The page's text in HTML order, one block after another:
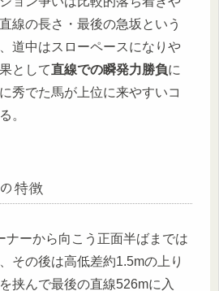
線の長さ・最後の急坂という
道中はスローペースになりや
として直線での瞬発力勝負に
秀でた馬が上位に来やすいコ
。
特徴
ナーから向こう正面半ばまでは
その後は高低差約1.5mの上り
挟んで最後の直線526mに入